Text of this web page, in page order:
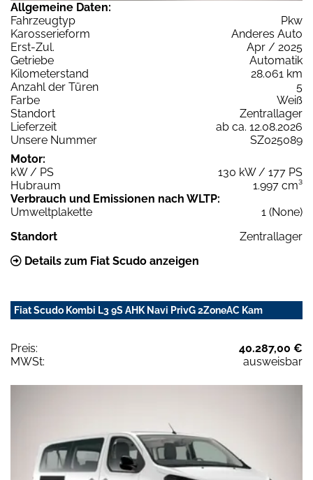
Allgemeine Daten:
Fahrzeugtyp
Pkw
Karosserieform
Anderes Auto
Erst-Zul.
Apr / 2025
Getriebe
Automatik
Kilometerstand
28.061 km
Anzahl der Türen
5
Farbe
Weiß
Standort
Zentrallager
Lieferzeit
ab ca. 12.08.2026
Unsere Nummer
SZ025089
Motor:
kW / PS
130 kW / 177 PS
Hubraum
1.997 cm³
Verbrauch und Emissionen nach WLTP:
Umweltplakette
1 (None)
Standort
Zentrallager
Details zum Fiat Scudo anzeigen
Fiat Scudo Kombi L3 9S AHK Navi PrivG 2ZoneAC Kam
Preis:
40.287,00 €
MWSt:
ausweisbar